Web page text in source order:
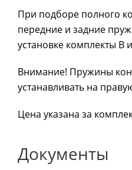
При подборе полного
передние и задние
установке комплекты B
Внимание! Пружины
устанавливать на
Цена указана за
Документы